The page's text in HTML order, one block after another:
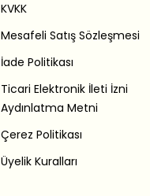
KVKK
Mesafeli Satış Sözleşmesi
İade Politikası
Ticari Elektronik İleti İzni
Aydınlatma Metni
Çerez Politikası
Üyelik Kuralları